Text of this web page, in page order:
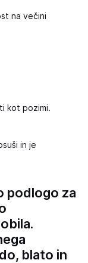
na večini
kot pozimi.
in je
podlogo za
blato in